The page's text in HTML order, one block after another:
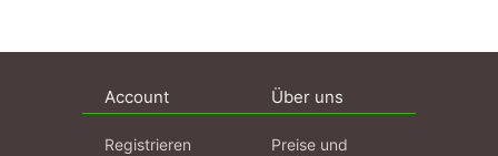
Account
Registrieren
Über uns
Preise und